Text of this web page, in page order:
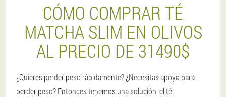
CÓMO COMPRAR TÉ
MATCHA SLIM EN OLIVOS
AL PRECIO DE 31490$
¿Quieres perder peso rápidamente? ¿Necesitas apoyo para
perder peso? Entonces tenemos una solución: el té